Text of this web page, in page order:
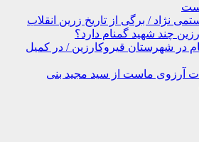
نژاد / برگی از تاریخ زرین انقلاب
چند شهید گمنام دارد؟
گمنام در شهرستان قیروکارزین / در کمیل
آرزوی ماست از سید مجید بنی